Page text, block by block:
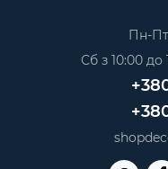
Пн-
Сб з 10:00 до